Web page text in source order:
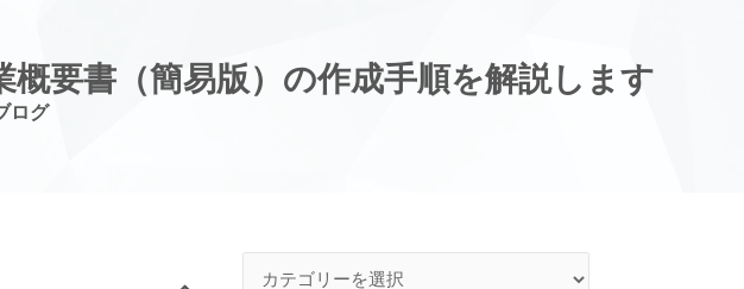
要書（簡易版）の作成手順を解説します
ログ